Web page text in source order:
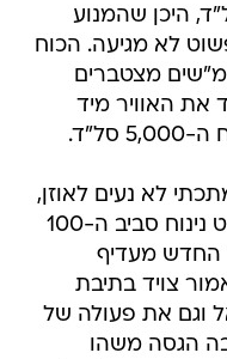
ה-2,000 הסל"ד, היכן שהמנוע
לא מגיעה. הכוח
מצטברים
את האוויר מיד
לא נעים לאוזן,
בניגוד גמור לחרישיות שלו בשיוט נינוח סביב ה-100
החדש מעדיף
צויד בתיבת
וגם את פעולה של
הגסה משהו